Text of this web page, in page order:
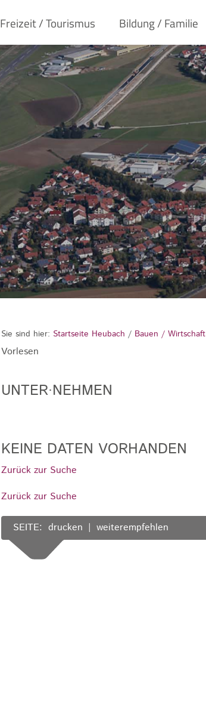
Freizeit / Tourismus Bildung / Familie
Sie sind hier: Startseite Heubach / Bauen / Wirtschaft
Vorlesen
UNTER·NEHMEN
KEINE DATEN VORHANDEN
Zurück zur Suche
Zurück zur Suche
SEITE: drucken weiterempfehlen